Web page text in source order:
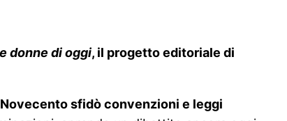
donne di oggi, il progetto editoriale di
sfidò convenzioni e leggi